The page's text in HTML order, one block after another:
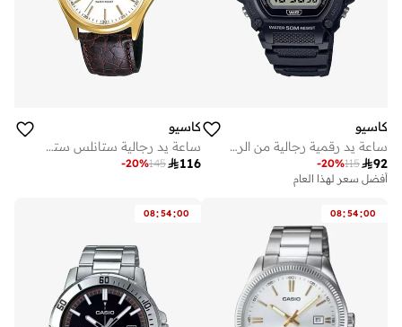
كاسيو
ساعة يد رقمية رجالية من الراتنج -- - . مم
92
115
-20%
أفضل سعر لهذا العام
كاسيو
ساعة يد رجالية ستانلس ستيل بعقارب -- - . مم
116
145
-20%
08:54:00
08:54:00